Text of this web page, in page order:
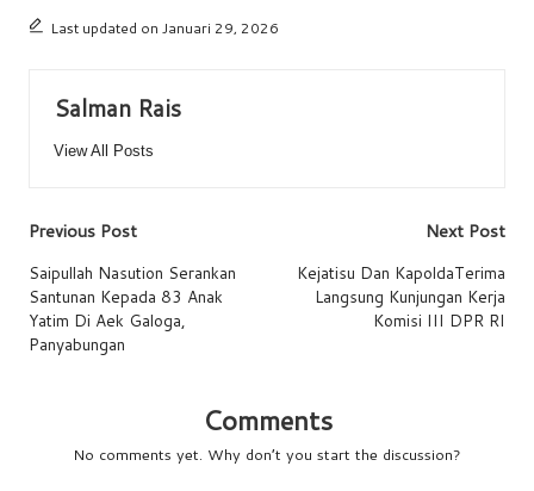
Last updated on Januari 29, 2026
Salman Rais
View All Posts
Post
navigation
Previous Post
Saipullah Nasution Serankan
Santunan Kepada 83 Anak
Yatim Di Aek Galoga,
Panyabungan
Next Post
Kejatisu Dan KapoldaTerima
Langsung Kunjungan Kerja
Komisi III DPR RI
Comments
No comments yet. Why don’t you start the discussion?